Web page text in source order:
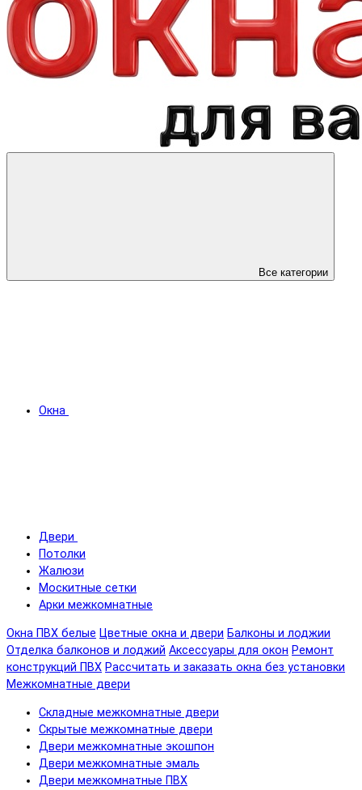
Все категории
Окна
Двери
Потолки
Жалюзи
Москитные сетки
Арки межкомнатные
Окна ПВХ белые Цветные окна и двери Балконы и лоджии
Отделка балконов и лоджий Аксессуары для окон Ремонт
конструкций ПВХ Рассчитать и заказать окна без установки
Межкомнатные двери
Складные межкомнатные двери
Скрытые межкомнатные двери
Двери межкомнатные экошпон
Двери межкомнатные эмаль
Двери межкомнатные ПВХ